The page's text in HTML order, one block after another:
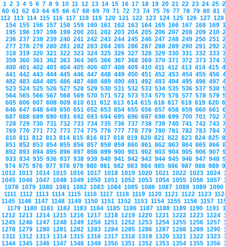
1 2 3 4 5 6 7 8 9 10 11 12 13 14 15 16 17 18 19 20 21 22 23 24 25
60 61 62 63 64 65 66 67 68 69 70 71 72 73 74 75 76 77 78 79 80 81
112 113 114 115 116 117 118 119 120 121 122 123 124 125 126 127
154 155 156 157 158 159 160 161 162 163 164 165 166 167 168 169
195 196 197 198 199 200 201 202 203 204 205 206 207 208 209 210
236 237 238 239 240 241 242 243 244 245 246 247 248 249 250 251
277 278 279 280 281 282 283 284 285 286 287 288 289 290 291 292
318 319 320 321 322 323 324 325 326 327 328 329 330 331 332 333
359 360 361 362 363 364 365 366 367 368 369 370 371 372 373 374
400 401 402 403 404 405 406 407 408 409 410 411 412 413 414 415
441 442 443 444 445 446 447 448 449 450 451 452 453 454 455 456
482 483 484 485 486 487 488 489 490 491 492 493 494 495 496 497
523 524 525 526 527 528 529 530 531 532 533 534 535 536 537 538
564 565 566 567 568 569 570 571 572 573 574 575 576 577 578 579
605 606 607 608 609 610 611 612 613 614 615 616 617 618 619 620
646 647 648 649 650 651 652 653 654 655 656 657 658 659 660 661
687 688 689 690 691 692 693 694 695 696 697 698 699 700 701 702
728 729 730 731 732 733 734 735 736 737 738 739 740 741 742 743
769 770 771 772 773 774 775 776 777 778 779 780 781 782 783 784
810 811 812 813 814 815 816 817 818 819 820 821 822 823 824 825
851 852 853 854 855 856 857 858 859 860 861 862 863 864 865 866
892 893 894 895 896 897 898 899 900 901 902 903 904 905 906 907
933 934 935 936 937 938 939 940 941 942 943 944 945 946 947 948
974 975 976 977 978 979 980 981 982 983 984 985 986 987 988 989
1012 1013 1014 1015 1016 1017 1018 1019 1020 1021 1022 1023 1024
1045 1046 1047 1048 1049 1050 1051 1052 1053 1054 1055 1056 1057
1078 1079 1080 1081 1082 1083 1084 1085 1086 1087 1088 1089
1111 1112 1113 1114 1115 1116 1117 1118 1119 1120 1121 1122 1123
1145 1146 1147 1148 1149 1150 1151 1152 1153 1154 1155 1156 1157
1179 1180 1181 1182 1183 1184 1185 1186 1187 1188 1189 1190 1191
1212 1213 1214 1215 1216 1217 1218 1219 1220 1221 1222 1223 1224
1245 1246 1247 1248 1249 1250 1251 1252 1253 1254 1255 1256 1257
1278 1279 1280 1281 1282 1283 1284 1285 1286 1287 1288 1289 1290
1311 1312 1313 1314 1315 1316 1317 1318 1319 1320 1321 1322 1323
1344 1345 1346 1347 1348 1349 1350 1351 1352 1353 1354 1355 1356